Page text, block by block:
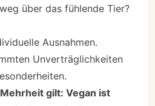
über das fühlende Tier?
Ausnahmen.
Unverträglichkeiten
gilt: Vegan ist